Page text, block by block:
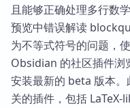
且能够正确处理多行数
预览中错误解读
为不等式符号的问题，
Obsidian 的社区插件浏
安装最新的 beta 版本
关的插件，包括